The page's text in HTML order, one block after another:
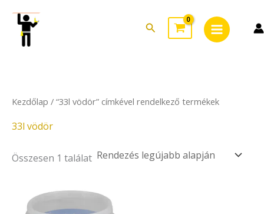
content
Search
Menu
Kezdőlap / “33l vödör” címkével rendelkező termékek
33l vödör
Összesen 1 találat